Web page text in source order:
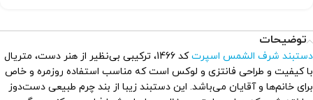
توضیحات
دستبند شرف الشمس اسپرت
کد 1466، ترکیبی بی‌نظیر از هنر دست، متریال
با کیفیت و طراحی فانتزی و لوکس است که مناسب استفاده روزمره و خاص
برای خانم‌ها و آقایان می‌باشد. این دستبند زیبا از بند چرم طبیعی دست‌دوز